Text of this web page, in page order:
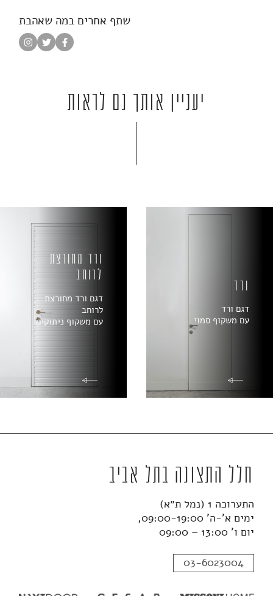
שתף אחרים במה שאהבת
יעניין אותך גם לראות
ורד
דגם ורד
עם משקוף סמוי
ורד מחורצת
לרוחב
דגם ורד מחורצת
לרוחב
עם משקוף ניתוקים
חלל התצוגה בתל אביב
התערוכה 1 (נמל ת״א)
ימים א'-ה' 09:00-19:00,
יום ו' 13:00 – 09:00
03-6023004